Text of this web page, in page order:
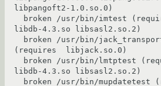
libpangoft2-1.0.so.0)
libdb-4.3.so libsasl2.so.2)
(requires  libjack.so.0)
libdb-4.3.so libsasl2.so.2)